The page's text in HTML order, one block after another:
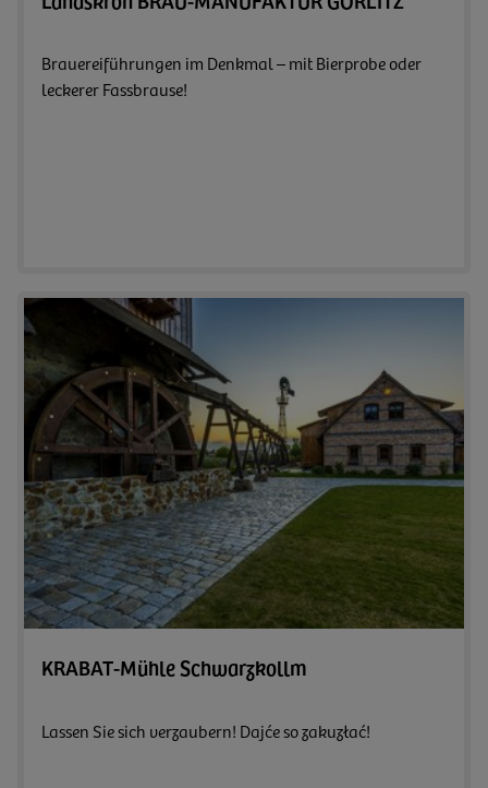
Brauereiführungen im Denkmal – mit Bierprobe oder
leckerer Fassbrause!
KRABAT-Mühle Schwarzkollm
Lassen Sie sich verzaubern! Dajće so zakuzłać!